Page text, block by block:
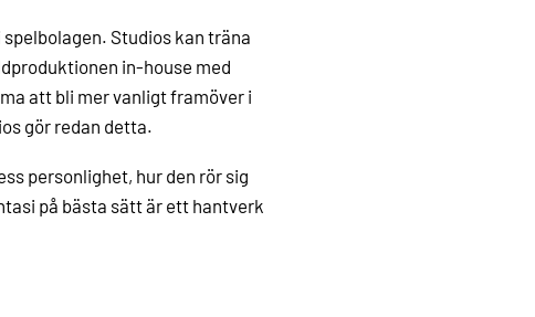
Studios kan träna
in-house med
att bli mer vanligt framöver i
gör redan detta.
personlighet, hur den rör sig
på bästa sätt är ett hantverk